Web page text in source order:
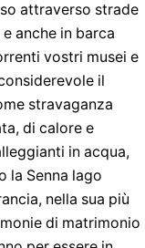
attraverso strade
anche in barca
vostri musei e
il
stravaganza
di calore e
in acqua,
la Senna lago
nella sua più
di matrimonio